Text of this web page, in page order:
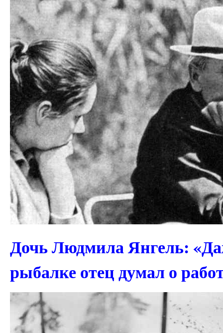
Дочь Людмила Янгель:
рыбалке отец думал о